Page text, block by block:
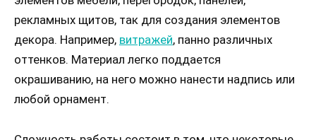
рекламных щитов, так для создания элементов
декора. Например, витражей, панно различных
оттенков. Материал легко поддается
окрашиванию, на него можно нанести надпись или
любой орнамент.